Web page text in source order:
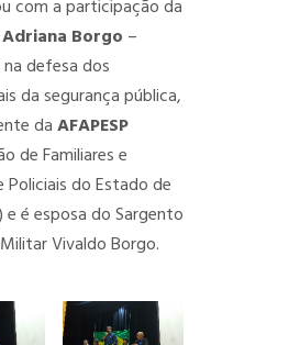
com a participação da
Adriana Borgo –
defesa dos
da segurança pública,
daAFAPESP
de Familiares e
Policiais do Estado de
e é esposa do Sargento
Vivaldo Borgo.